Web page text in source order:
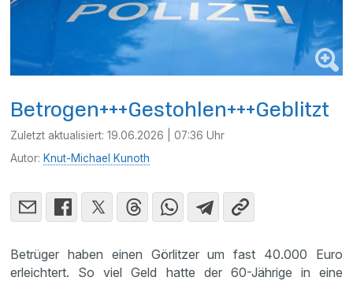
Betrogen+++Gestohlen+++Geblitzt
Zuletzt aktualisiert:19.06.2026 | 07:36 Uhr
Autor: Knut-Michael Kunoth
Betrüger haben einen Görlitzer um fast 40.000 Euro
erleichtert. So viel Geld hatte der 60-Jährige in eine